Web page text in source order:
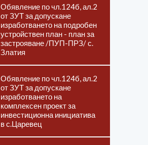
Обявление по чл.124б, ал.2
от ЗУТ за допускане
изработването на подробен
устройствен план - план за
застрояване /ПУП-ПРЗ/ с.
Златия
Обявление по чл.124б, ал.2
от ЗУТ за допускане
изработването на
комплексен проект за
инвестиционна инициатива
в с.Царевец